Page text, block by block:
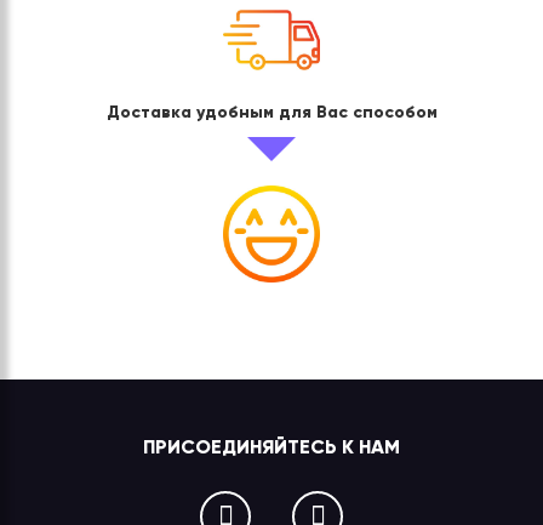
Доставка удобным для Вас способом
ПРИСОЕДИНЯЙТЕСЬ К НАМ